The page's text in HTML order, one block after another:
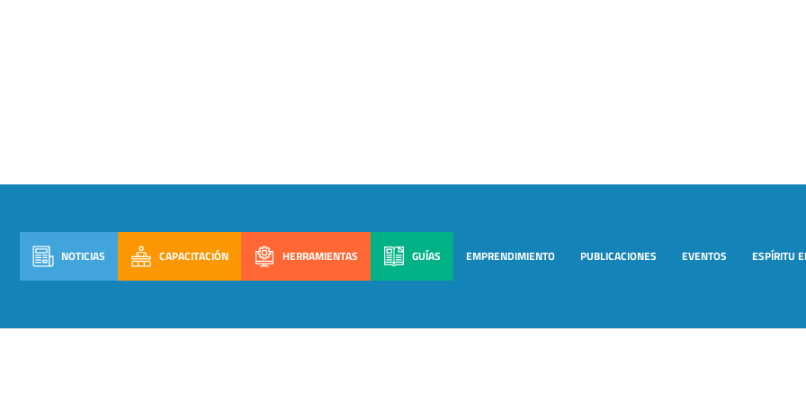
NOTICIAS CAPACITACIÓN HERRAMIENTAS GUÍAS EMPRENDIMIENTO PUBLICACIONES EVENTOS ESPÍRITU